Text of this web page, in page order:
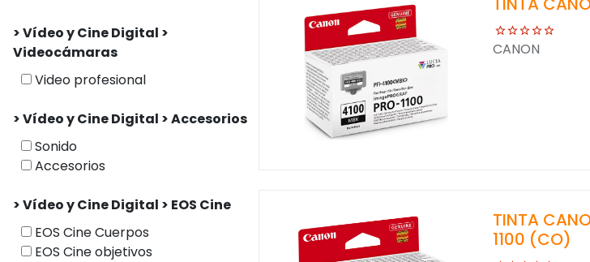
> Vídeo y Cine Digital >
Videocámaras
Video profesional
> Vídeo y Cine Digital > Accesorios
Sonido
Accesorios
> Vídeo y Cine Digital > EOS Cine
EOS Cine Cuerpos
EOS Cine objetivos
CANON
TINTA
1100 (CO)